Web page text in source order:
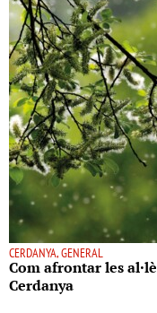
CERDANYA, GENERAL
Com afrontar les
Cerdanya